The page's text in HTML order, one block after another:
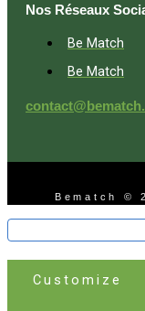
Nos Réseaux
Be Match
Be Match
Bematch ©
Customize